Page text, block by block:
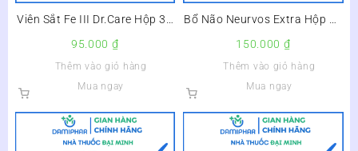
Viên Sắt Fe III Dr.Care Hộp 30
Viên – Bổ Sung Sắt, Giảm
Nguy Cơ Thiếu Máu –
95.000 ₫
Thêm vào giỏ hàng
Mua ngay
Bổ Não Neurvos Extra Hộp 20
150.000 ₫
Thêm vào giỏ hàng
Mua ngay